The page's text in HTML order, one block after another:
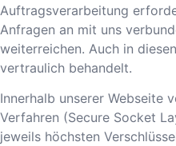
Auftragsverarbeitung
Anfragen an mit uns
weiterreichen. Auch in
vertraulich behandelt.
Innerhalb unserer Webseite
Verfahren (Secure Socket
jeweils höchsten